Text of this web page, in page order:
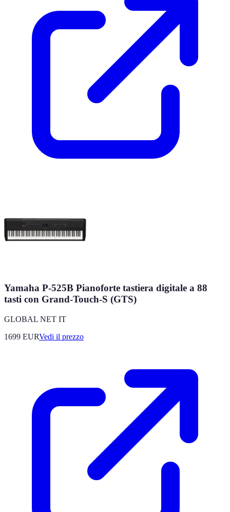
Yamaha P-525B Pianoforte tastiera digitale a 88
tasti con Grand-Touch-S (GTS)
GLOBAL NET IT
1699 EURVedi il prezzo